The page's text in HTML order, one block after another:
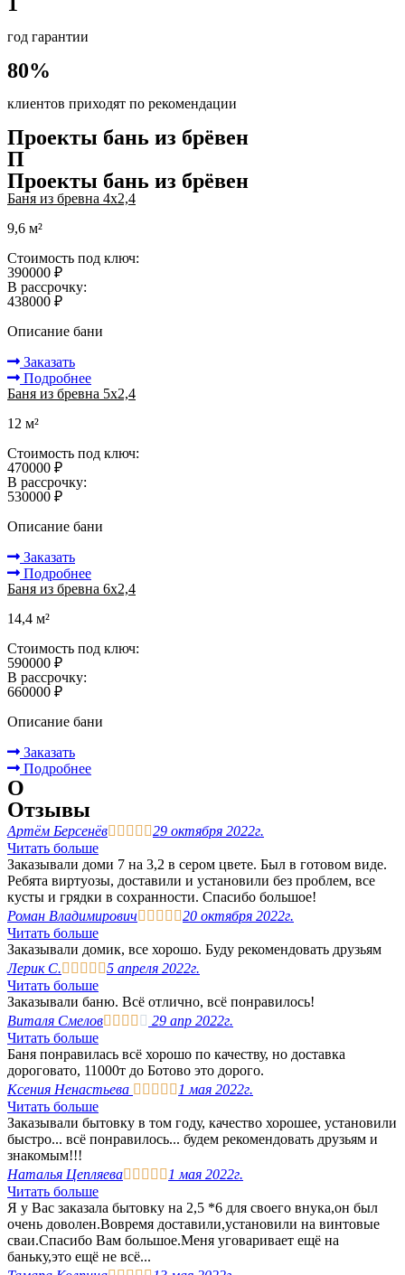
год гарантии
80%
клиентов приходят по рекомендации
Проекты бань из брёвен
П
Проекты бань из брёвен
Баня из бревна 4х2,4
9,6 м²
Стоимость под ключ:
390000 ₽
В рассрочку:
438000 ₽
Описание бани
Заказать
Подробнее
Баня из бревна 5x2,4
12 м²
Стоимость под ключ:
470000 ₽
В рассрочку:
530000 ₽
Описание бани
Заказать
Подробнее
Баня из бревна 6x2,4
14,4 м²
Стоимость под ключ:
590000 ₽
В рассрочку:
660000 ₽
Описание бани
Заказать
Подробнее
О
Отзывы
Артём Берсенёв    29 октября 2022г.
Читать больше
Заказывали доми 7 на 3,2 в сером цвете. Был в готовом виде.
Ребята виртуозы, доставили и установили без проблем, все
кусты и грядки в сохранности. Спасибо большое!
Роман Владимирович    20 октября 2022г.
Читать больше
Заказывали домик, все хорошо. Буду рекомендовать друзьям
Лерик С.    5 апреля 2022г.
Читать больше
Заказывали баню. Всё отлично, всё понравилось!
Виталя Смелов     29 апр 2022г.
Читать больше
Баня понравилась всё хорошо по качеству, но доставка
дороговато, 11000т до Ботово это дорого.
Ксения Ненастьева      1 мая 2022г.
Читать больше
Заказывали бытовку в том году, качество хорошее, установили
быстро... всё понравилось... будем рекомендовать друзьям и
знакомым!!!
Наталья Цепляева     1 мая 2022г.
Читать больше
Я у Вас заказала бытовку на 2,5 *6 для своего внука,он был
очень доволен.Вовремя доставили,установили на винтовые
сваи.Спасибо Вам большое.Меня уговаривает ещё на
баньку,это ещё не всё...